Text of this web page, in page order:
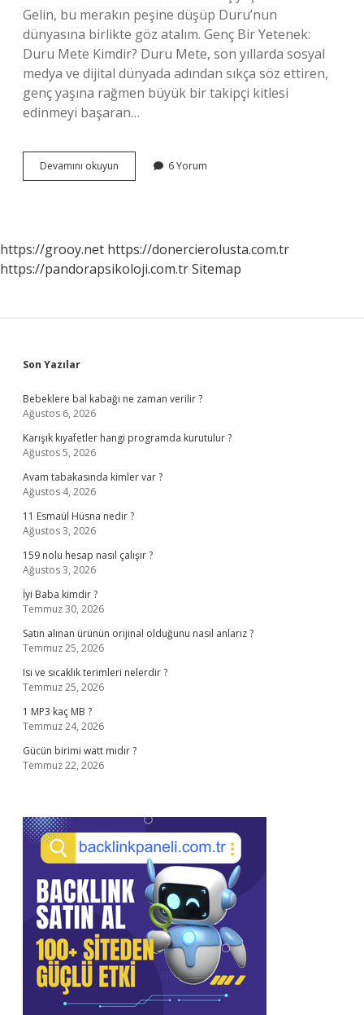
Gelin, bu merakın peşine düşüp Duru’nun
dünyasına birlikte göz atalım. Genç Bir Yetenek:
Duru Mete Kimdir? Duru Mete, son yıllarda sosyal
medya ve dijital dünyada adından sıkça söz ettiren,
genç yaşına rağmen büyük bir takipçi kitlesi
edinmeyi başaran…
Devamını okuyun
Mete
6 Yorum
https://grooy.net https://donercierolusta.com.tr
https://pandorapsikoloji.com.trSitemap
Sidebar
Son Yazılar
Bebeklere bal kabağı ne zaman verilir ?
Ağustos 6, 2026
Karışık kıyafetler hangi programda kurutulur ?
Ağustos 5, 2026
Avam tabakasında kimler var ?
Ağustos 4, 2026
11 Esmaül Hüsna nedir ?
Ağustos 3, 2026
159 nolu hesap nasıl çalışır ?
Ağustos 3, 2026
İyi Baba kimdir ?
Temmuz 30, 2026
Satın alınan ürünün orijinal olduğunu nasıl anlarız ?
Temmuz 25, 2026
Isı ve sıcaklık terimleri nelerdir ?
Temmuz 25, 2026
1 MP3 kaç MB ?
Temmuz 24, 2026
Gücün birimi watt mıdır ?
Temmuz 22, 2026